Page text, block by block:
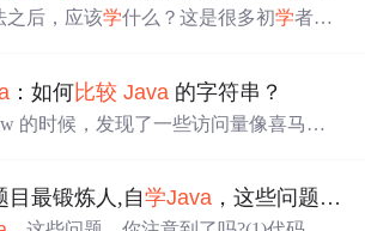
之后，应该学什么？这是很多初学者在
，那肯定是最重要的，所以学习的时候
的地方。 2、数据库：为什么要学数据
。我建议先 学
mysql。为什么呢mysql相
而在国内应用场景又是最多的。 3、前
：如何比较 Java 的字符串？
的时候，发现了一些访问量像喜马拉
困扰过。 PS：系列文章回顾：《Stack
览量的一个问题：你对象丢了》 我们
目最锻炼人,自学Java ，这些问题，你注意到了吗?